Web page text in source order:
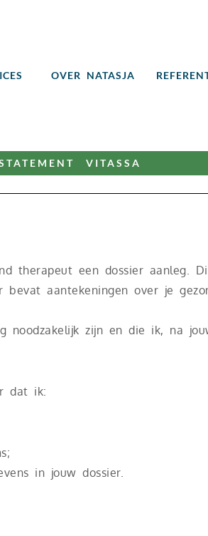
OVER NATASJA
VITASSA
therapeut een dossier aanleg.
aantekeningen over je
noodzakelijk zijn en die ik, na
dat ik:
in jouw dossier.